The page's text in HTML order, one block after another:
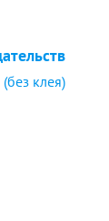
клея)